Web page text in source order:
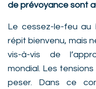
de prévoyance sont
Le cessez-le-feu au
répit bienvenu, mais
vis-à-vis de
mondial. Les
peser. Dans ce